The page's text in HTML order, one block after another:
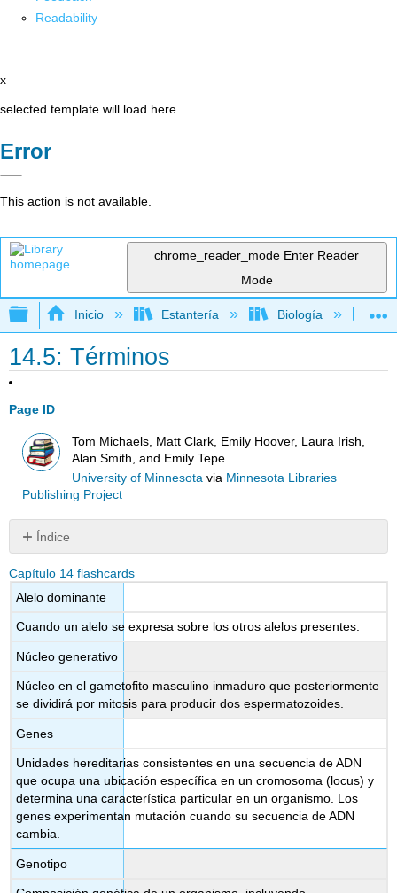
Readability
x
selected template will load here
Error
This action is not available.
chrome_reader_mode Enter Reader
Mode
Expandir/contraer jerarquía global
Inicio Estantería Biología
14.5: Términos
Page ID
Tom Michaels, Matt Clark, Emily Hoover, Laura Irish,
Alan Smith, and Emily Tepe
University of Minnesota via Minnesota Libraries
Publishing Project
Índice
Sin
encabezados
Capítulo 14 flashcards
Alelo dominante
Cuando un alelo se expresa sobre los otros alelos presentes.
Núcleo generativo
Núcleo en el gametofito masculino inmaduro que posteriormente
se dividirá por mitosis para producir dos espermatozoides.
Genes
Unidades hereditarias consistentes en una secuencia de ADN
que ocupa una ubicación específica en un cromosoma (locus) y
determina una característica particular en un organismo. Los
genes experimentan mutación cuando su secuencia de ADN
cambia.
Genotipo